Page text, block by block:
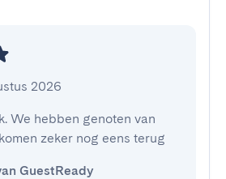
2026
We hebben genoten van
zeker nog eens terug
GuestReady